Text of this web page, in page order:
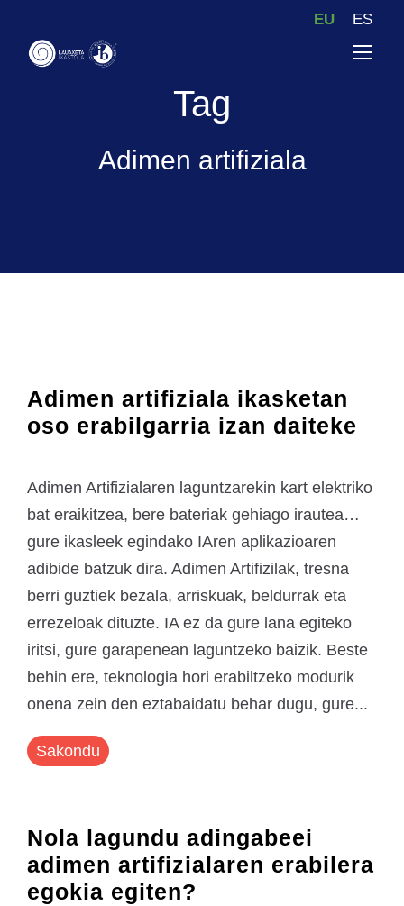
EU ES
Tag
Adimen artifiziala
Adimen artifiziala ikasketan
oso erabilgarria izan daiteke
Adimen Artifizialaren laguntzarekin kart elektriko
bat eraikitzea, bere bateriak gehiago irautea…
gure ikasleek egindako IAren aplikazioaren
adibide batzuk dira. Adimen Artifizilak, tresna
berri guztiek bezala, arriskuak, beldurrak eta
errezeloak dituzte. IA ez da gure lana egiteko
iritsi, gure garapenean laguntzeko baizik. Beste
behin ere, teknologia hori erabiltzeko modurik
onena zein den eztabaidatu behar dugu, gure...
Sakondu
Nola lagundu adingabeei
adimen artifizialaren erabilera
egokia egiten?